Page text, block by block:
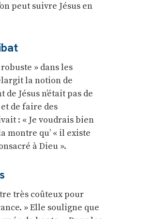
peut suivre Jésus en
» dans les
la notion de
Jésus n’était pas de
de faire des
: « Je voudrais bien
montre qu’ « il existe
à Dieu ».
très coûteux pour
» Elle souligne que